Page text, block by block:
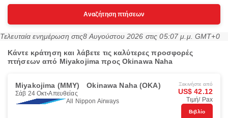
Αναζήτηση πτήσεων
Τελευταία ενημέρωση στις8 Αυγούστου 2026 στις 05:07 μ.μ. GMT+0
Κάντε κράτηση και λάβετε τις καλύτερες προσφορές
πτήσεων από Miyakojima προς Okinawa Naha
Miyakojima (MMY) Okinawa Naha (OKA)
Σάβ 24 Οκτ Απευθείας
All Nippon Airways
Ξεκινήστε από
US$ 42.12
Τιμή/ Pax
Βιβλίο